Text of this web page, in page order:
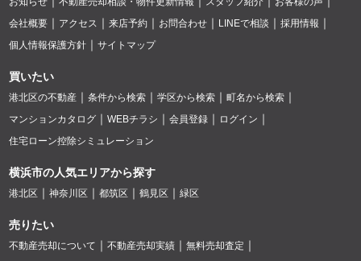
会社概要
アクセス 来店予約 お問合わせ LINEで相談
採用情報
個人情報保護方針
サイトマップ
買いたい
港北区の不動産 条件から検索 学区から検索
町名から検索
マンションカタログ
WEBチラシ 会員登録
ログイン
住宅ローン控除シミュレーション
横浜市の人気エリアから探す
港北区 神奈川区 都筑区 鶴見区 緑区
売りたい
不動産売却について 不動産売却実績
無料売却査定